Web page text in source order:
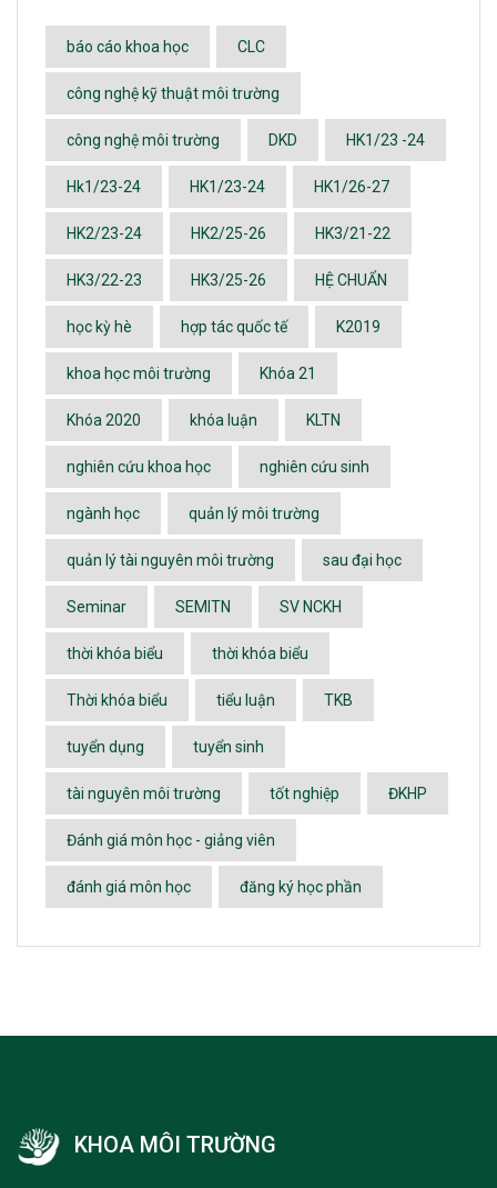
báo cáo khoa học CLC
công nghệ kỹ thuật môi trường
công nghệ môi trường DKD HK1/23 -24
Hk1/23-24 HK1/23-24 HK1/26-27
HK2/23-24 HK2/25-26 HK3/21-22
HK3/22-23 HK3/25-26 HỆ CHUẨN
học kỳ hè hợp tác quốc tế K2019
khoa học môi trường Khóa 21
Khóa 2020 khóa luận KLTN
nghiên cứu khoa học nghiên cứu sinh
ngành học quản lý môi trường
quản lý tài nguyên môi trường sau đại học
Seminar SEMITN SV NCKH
thời khóa biểu thời khóa biểu
Thời khóa biểu tiểu luận TKB
tuyển dụng tuyển sinh
tài nguyên môi trường tốt nghiệp ĐKHP
Đánh giá môn học - giảng viên
đánh giá môn học đăng ký học phần
KHOA MÔI TRƯỜNG